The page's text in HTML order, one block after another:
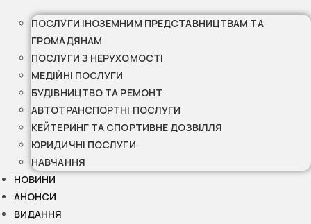
ПОСЛУГИ ІНОЗЕМНИМ ПРЕДСТАВНИЦТВАМ ТА
ГРОМАДЯНАМ
ПОСЛУГИ З НЕРУХОМОСТІ
МЕДІЙНІ ПОСЛУГИ
БУДІВНИЦТВО ТА РЕМОНТ
АВТОТРАНСПОРТНІ ПОСЛУГИ
КЕЙТЕРИНГ ТА СПОРТИВНЕ ДОЗВІЛЛЯ
ЮРИДИЧНІ ПОСЛУГИ
НАВЧАННЯ
НОВИНИ
АНОНСИ
ВИДАННЯ